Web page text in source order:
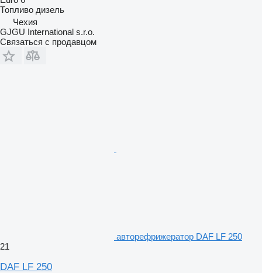
Топливо дизель
Чехия
GJGU International s.r.o.
Связаться с продавцом
авторефрижератор DAF LF 250
21
DAF LF 250